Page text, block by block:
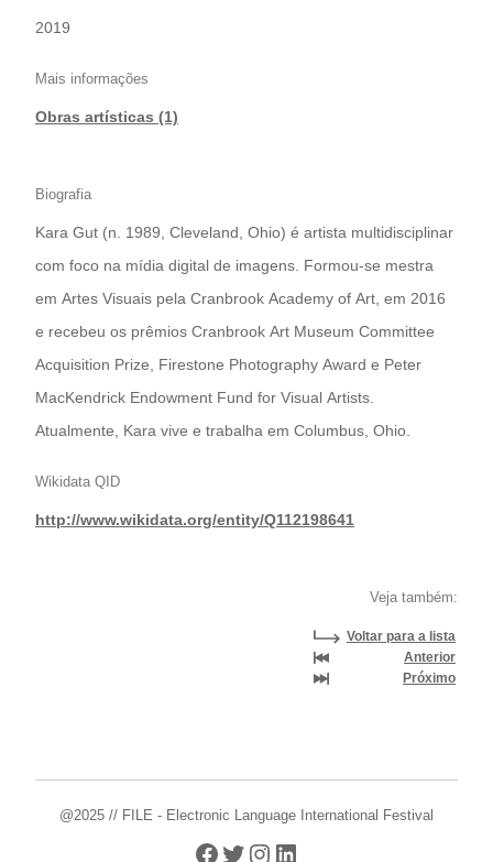
2019
Mais informações
Obras artísticas (1)
Biografia
Kara Gut (n. 1989, Cleveland, Ohio) é artista multidisciplinar
com foco na mídia digital de imagens. Formou-se mestra
em Artes Visuais pela Cranbrook Academy of Art, em 2016
e recebeu os prêmios Cranbrook Art Museum Committee
Acquisition Prize, Firestone Photography Award e Peter
MacKendrick Endowment Fund for Visual Artists.
Atualmente, Kara vive e trabalha em Columbus, Ohio.
Wikidata QID
http://www.wikidata.org/entity/Q112198641
Veja também:
Voltar para a lista
Anterior
Próximo
@2025 // FILE - Electronic Language International Festival
Facebook
Twitter
Instagram
LinkedIn